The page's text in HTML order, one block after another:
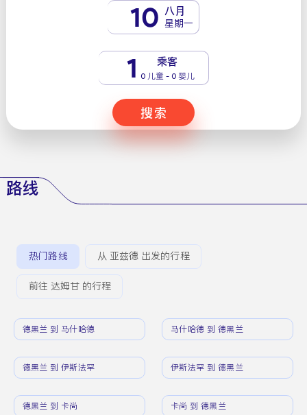
10 八月
星期一
1 乘客
0 儿童 - 0 婴儿
搜索
路线
热门路线 从 亚兹德 出发的行程
前往 达姆甘 的行程
德黑兰 到 马什哈德 马什哈德 到 德黑兰
德黑兰 到 伊斯法罕 伊斯法罕 到 德黑兰
德黑兰 到 卡尚 卡尚 到 德黑兰